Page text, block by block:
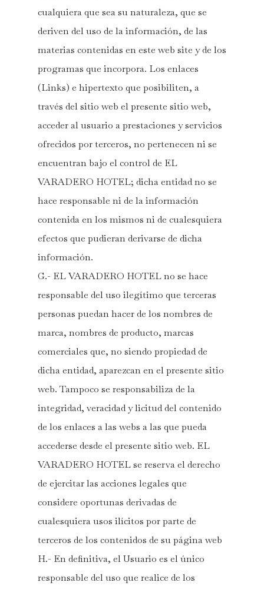
cualquiera que sea su naturaleza, que se
deriven del uso de la información, de las
materias contenidas en este web site y de los
programas que incorpora. Los enlaces
(Links) e hipertexto que posibiliten, a
través del sitio web el presente sitio web,
acceder al usuario a prestaciones y servicios
ofrecidos por terceros, no pertenecen ni se
encuentran bajo el control de EL
VARADERO HOTEL; dicha entidad no se
hace responsable ni de la información
contenida en los mismos ni de cualesquiera
efectos que pudieran derivarse de dicha
información.
G.- EL VARADERO HOTEL no se hace
responsable del uso ilegítimo que terceras
personas puedan hacer de los nombres de
marca, nombres de producto, marcas
comerciales que, no siendo propiedad de
dicha entidad, aparezcan en el presente sitio
web. Tampoco se responsabiliza de la
integridad, veracidad y licitud del contenido
de los enlaces a las webs a las que pueda
accederse desde el presente sitio web. EL
VARADERO HOTEL se reserva el derecho
de ejercitar las acciones legales que
considere oportunas derivadas de
cualesquiera usos ilícitos por parte de
terceros de los contenidos de su página web
H.- En definitiva, el Usuario es el único
responsable del uso que realice de los